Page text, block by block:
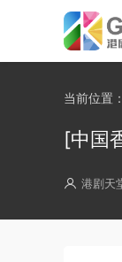
当前位置：
[中国
港剧天